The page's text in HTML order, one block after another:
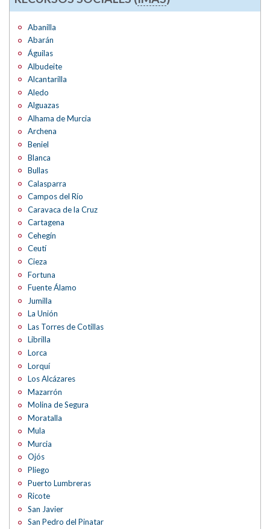
Abanilla
Abarán
Águilas
Albudeite
Alcantarilla
Aledo
Alguazas
Alhama de Murcia
Archena
Beniel
Blanca
Bullas
Calasparra
Campos del Río
Caravaca de la Cruz
Cartagena
Cehegín
Ceutí
Cieza
Fortuna
Fuente Álamo
Jumilla
La Unión
Las Torres de Cotillas
Librilla
Lorca
Lorquí
Los Alcázares
Mazarrón
Molina de Segura
Moratalla
Mula
Murcia
Ojós
Pliego
Puerto Lumbreras
Ricote
San Javier
San Pedro del Pinatar